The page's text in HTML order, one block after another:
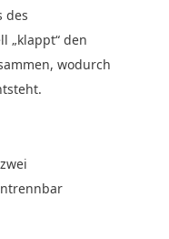
des
„klappt“ den
wodurch